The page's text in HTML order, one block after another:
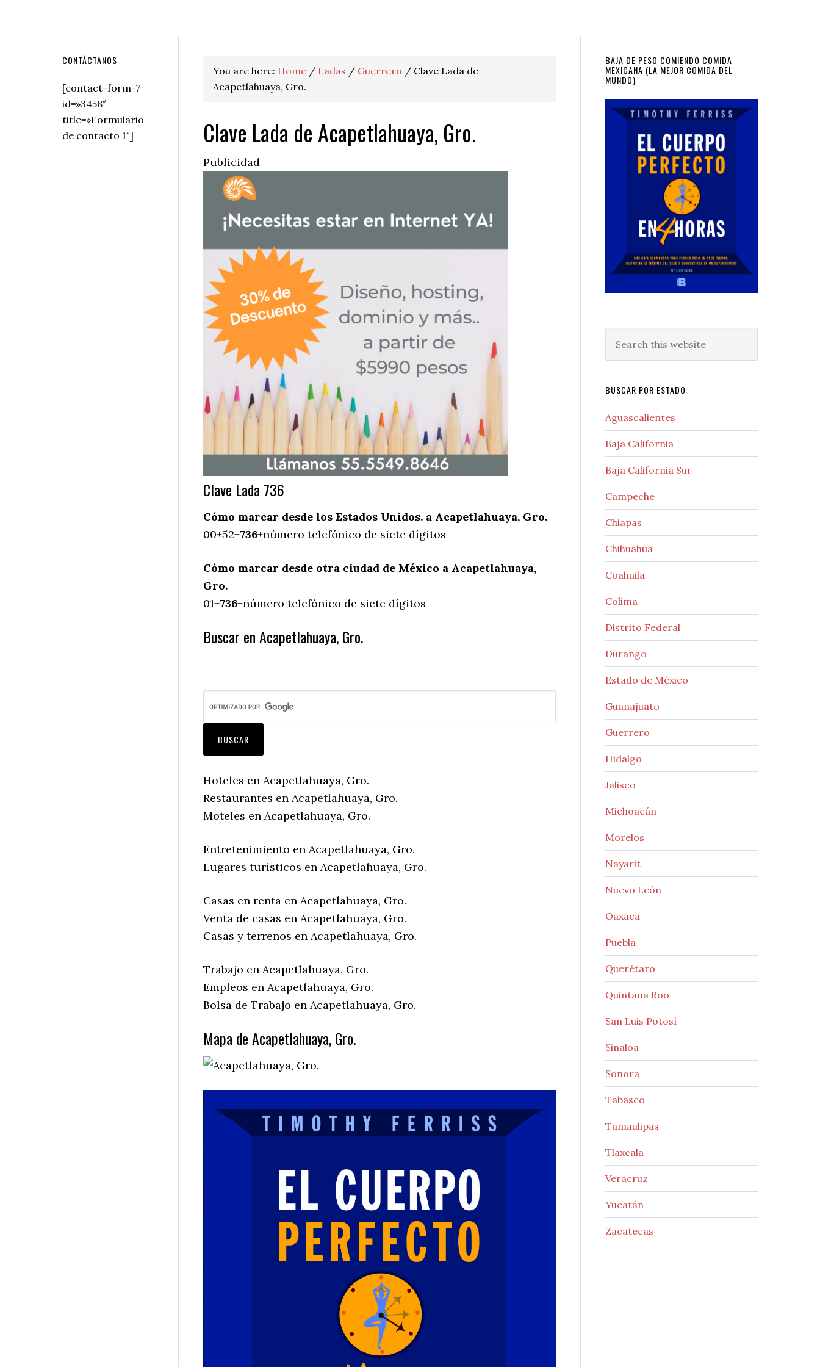
You are here: Home / Ladas / Guerrero / Clave Lada de
Acapetlahuaya, Gro.
Clave Lada de Acapetlahuaya, Gro.
Publicidad
Clave Lada 736
Cómo marcar desde los Estados Unidos. a Acapetlahuaya, Gro.
00+52+736+número telefónico de siete dígitos
Cómo marcar desde otra ciudad de México a Acapetlahuaya,
Gro.
01+736+número telefónico de siete dígitos
Buscar en Acapetlahuaya, Gro.
Hoteles en Acapetlahuaya, Gro.
Restaurantes en Acapetlahuaya, Gro.
Moteles en Acapetlahuaya, Gro.
Entretenimiento en Acapetlahuaya, Gro.
Lugares turísticos en Acapetlahuaya, Gro.
Casas en renta en Acapetlahuaya, Gro.
Venta de casas en Acapetlahuaya, Gro.
Casas y terrenos en Acapetlahuaya, Gro.
Trabajo en Acapetlahuaya, Gro.
Empleos en Acapetlahuaya, Gro.
Bolsa de Trabajo en Acapetlahuaya, Gro.
Mapa de Acapetlahuaya, Gro.
Primary
Sidebar
BAJA DE PESO COMIENDO COMIDA
MEXICANA (LA MEJOR COMIDA DEL
MUNDO)
this
BUSCAR POR ESTADO:
Aguascalientes
Baja California
Baja California Sur
Campeche
Chiapas
Chihuahua
Coahuila
Colima
Distrito Federal
Durango
Estado de México
Guanajuato
Guerrero
Hidalgo
Jalisco
Michoacán
Morelos
Nayarit
Nuevo León
Oaxaca
Puebla
Querétaro
Quintana Roo
San Luis Potosí
Sinaloa
Sonora
Tabasco
Tamaulipas
Tlaxcala
Veracruz
Yucatán
Zacatecas
Secondary
Sidebar
CONTÁCTANOS
[contact-form-7
id=»3458″
title=»Formulario
de contacto 1″]